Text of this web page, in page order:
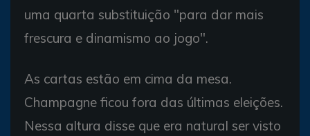
uma quarta substituição "para dar mais
frescura e dinamismo ao jogo".
As cartas estão em cima da mesa.
Champagne ficou fora das últimas eleições.
Nessa altura disse que era natural ser visto